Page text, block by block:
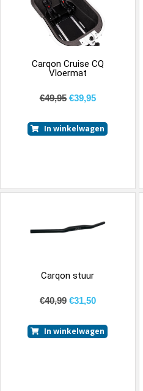
Carqon Cruise CQ
Vloermat
€49,95 €39,95
In winkelwagen
Carqon stuur
€40,99 €31,50
In winkelwagen